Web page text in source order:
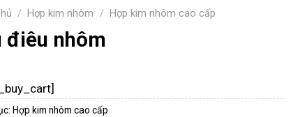
/ Hợp kim nhôm / Hợp kim nhôm cao cấp
điêu nhôm
Hợp kim nhôm cao cấp